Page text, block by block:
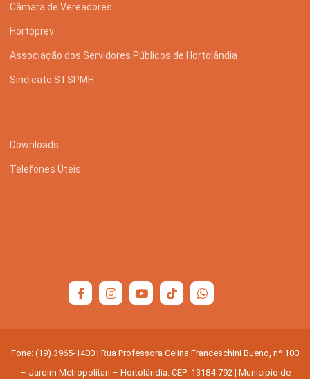
Câmara de Vereadores
Hortoprev
Associação dos Servidores Públicos de Hortolândia
Sindicato STSPMH
Downloads
Telefones Úteis
Fone: (19) 3965-1400 | Rua Professora Celina Franceschini Bueno, nº 100
– Jardim Metropolitan – Hortolândia. CEP: 13184-792 | Município de